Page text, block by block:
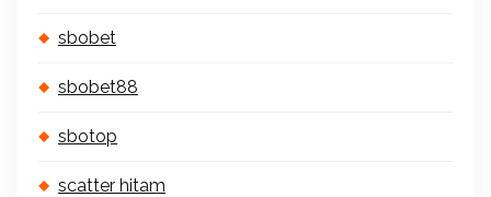
sbobet
sbobet88
sbotop
scatter hitam